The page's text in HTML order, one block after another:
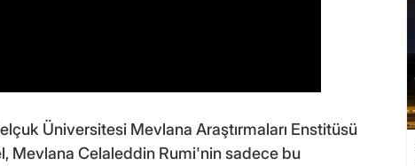
Üniversitesi Mevlana Araştırmaları Enstitüsü
Mevlana Celaleddin Rumi'nin sadece bu